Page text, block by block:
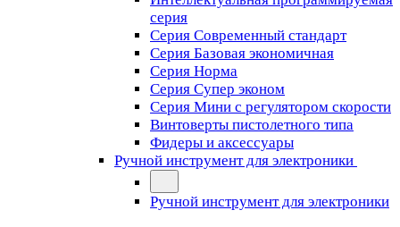
серия
Серия Современный стандарт
Серия Базовая экономичная
Серия Норма
Серия Cупер эконом
Серия Мини с регулятором скорости
Винтоверты пистолетного типа
Фидеры и аксессуары
Ручной инструмент для электроники
Ручной инструмент для электроники